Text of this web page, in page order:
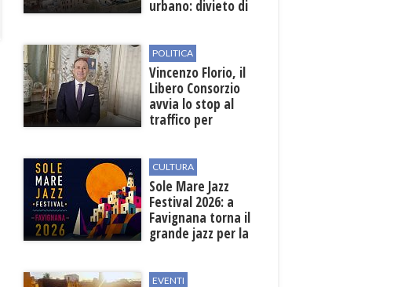
urbano: divieto di
POLITICA
Vincenzo Florio, il
Libero Consorzio
avvia lo stop al
traffico per
all'aeroporto
CULTURA
Sole Mare Jazz
Festival 2026: a
Favignana torna il
grande jazz per la
EVENTI